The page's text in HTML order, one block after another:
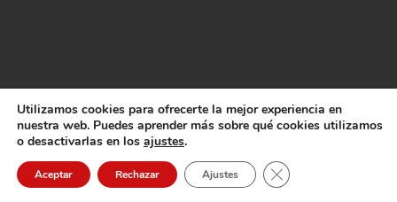
© 2026La Huella Digital– Todos los derechos reservados
Utilizamos cookies para ofrecerte la mejor experiencia en
nuestra web. Puedes aprender más sobre qué cookies utilizamos
o desactivarlas en los ajustes.
Aceptar Rechazar Ajustes Cerrar el banner de